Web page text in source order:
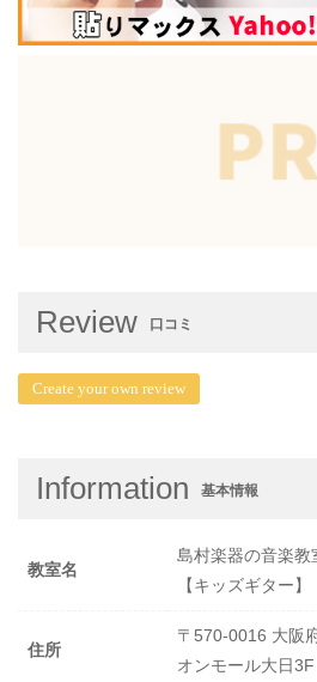
Review 口コミ
Create your own review
Information 基本情報
教室名
島村楽器の音楽
【キッズギター】
住所
〒570-0016 大阪
オンモール大日3F